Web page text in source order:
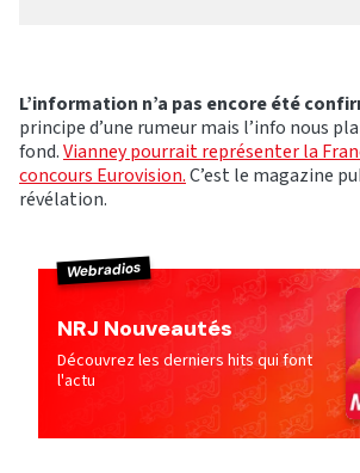
L’information n’a pas encore été
principe d’une rumeur mais l’info nous
fond.Vianney pourrait représenter la
concours Eurovision.C’est le magazine
révélation.
Webradios
NRJ Nouveautés
Découvrez les derniers hits qui font
l'actu